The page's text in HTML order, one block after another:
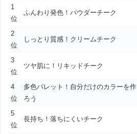
1
位
ふんわり発色！パウダーチーク
2
位
しっとり質感！クリームチーク
3
位
ツヤ肌に！リキッドチーク
4
位
多色パレット！自分だけのカラーを作
ろう
5
位
長持ち！落ちにくいチーク